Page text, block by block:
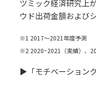
ツミック経済研究上
ウド出荷金額および
※1 2017～2021年度予測
※2 2020~2021（実績）、
▶「モチベーション